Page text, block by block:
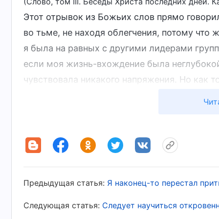
Этот отрывок из Божьих слов прямо
во тьме, не находя облегчения, потому что
я была на равных с другими лидерами
если моя жизнь-вхождение была
чувствовала никакого напряжения. Но как
меня свысока, во время собраний я не
сообщала о трудностях в работе,
что я умею решать проблемы и справляюсь
Предыдущая статья: Я наконец-то перестал
Следующая статья: Следует научиться